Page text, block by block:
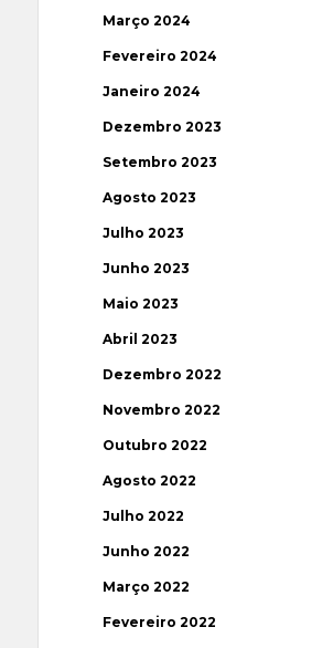
Março 2024
Fevereiro 2024
Janeiro 2024
Dezembro 2023
Setembro 2023
Agosto 2023
Julho 2023
Junho 2023
Maio 2023
Abril 2023
Dezembro 2022
Novembro 2022
Outubro 2022
Agosto 2022
Julho 2022
Junho 2022
Março 2022
Fevereiro 2022